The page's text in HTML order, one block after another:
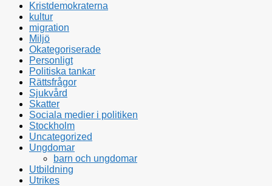
Kristdemokraterna
kultur
migration
Miljö
Okategoriserade
Personligt
Politiska tankar
Rättsfrågor
Sjukvård
Skatter
Sociala medier i politiken
Stockholm
Uncategorized
Ungdomar
barn och ungdomar
Utbildning
Utrikes